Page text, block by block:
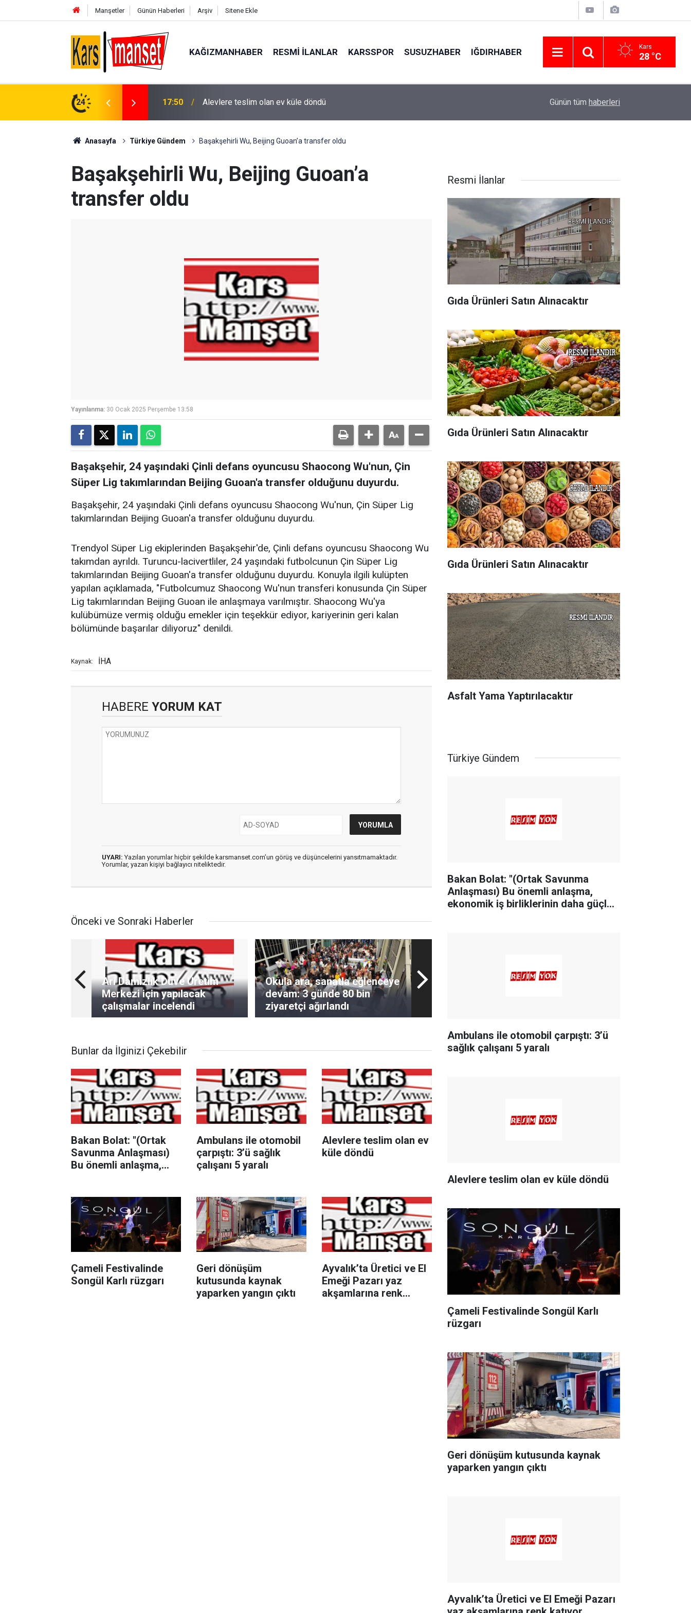
Manşetler Günün Haberleri Arşiv Sitene Ekle
KAĞIZMANHABER RESMI İLANLAR KARSSPOR SUSUZHABER IĞDIRHABER Kars
28 °C
24 17:46 Çameli Festivalinde Songül Karlı rüzgarı Geri dönüşüm kutusunda kaynak yaparken
Günün tüm haberleri
Anasayfa Türkiye Gündem Başakşehirli Wu, Beijing Guoan’a transfer oldu
Başakşehirli Wu, Beijing Guoan’a
transfer oldu
Yayınlanma: 30 Ocak 2025 Perşembe 13:58
Başakşehir, 24 yaşındaki Çinli defans oyuncusu Shaocong Wu'nun, Çin
Süper Lig takımlarından Beijing Guoan'a transfer olduğunu duyurdu.
Başakşehir, 24 yaşındaki Çinli defans oyuncusu Shaocong Wu'nun, Çin Süper Lig
takımlarından Beijing Guoan'a transfer olduğunu duyurdu.
Trendyol Süper Lig ekiplerinden Başakşehir'de, Çinli defans oyuncusu Shaocong Wu
takımdan ayrıldı. Turuncu-lacivertliler, 24 yaşındaki futbolcunun Çin Süper Lig
takımlarından Beijing Guoan'a transfer olduğunu duyurdu. Konuyla ilgili kulüpten
yapılan açıklamada, "Futbolcumuz Shaocong Wu'nun transferi konusunda Çin Süper
Lig takımlarından Beijing Guoan ile anlaşmaya varılmıştır. Shaocong Wu'ya
kulübümüze vermiş olduğu emekler için teşekkür ediyor, kariyerinin geri kalan
bölümünde başarılar diliyoruz" denildi.
Kaynak: İHA
HABERE YORUM KAT
UYARI: Yazılan yorumlar hiçbir şekilde karsmanset.com’un görüş ve düşüncelerini yansıtmamaktadır.
Yorumlar, yazan kişiyi bağlayıcı niteliktedir.
Önceki ve Sonraki Haberler
Ari Damızlık Düve Üretim
Merkezi için yapılacak
çalışmalar incelendi
Okula ara, sanatla eğlenceye
devam: 3 günde 80 bin
ziyaretçi ağırlandı
Bunlar da İlginizi Çekebilir
Bakan Bolat: "(Ortak
Savunma Anlaşması)
Bu önemli anlaşma,
bir zeminde
ilerlemesine katkı
sağlayacak"
Ambulans ile otomobil
çarpıştı: 3’ü sağlık
çalışanı 5 yaralı
Alevlere teslim olan ev
küle döndü
Çameli Festivalinde
Songül Karlı rüzgarı
Geri dönüşüm
kutusunda kaynak
yaparken yangın çıktı
Ayvalık’ta Üretici ve El
Emeği Pazarı yaz
akşamlarına renk
Resmi İlanlar
Gıda Ürünleri Satın Alınacaktır
Gıda Ürünleri Satın Alınacaktır
Gıda Ürünleri Satın Alınacaktır
Asfalt Yama Yaptırılacaktır
Türkiye Gündem
Bakan Bolat: "(Ortak Savunma
Anlaşması) Bu önemli anlaşma,
ekonomik iş birliklerinin daha güçlü
Ambulans ile otomobil çarpıştı: 3’ü
sağlık çalışanı 5 yaralı
Alevlere teslim olan ev küle döndü
Çameli Festivalinde Songül Karlı
rüzgarı
Geri dönüşüm kutusunda kaynak
yaparken yangın çıktı
Ayvalık’ta Üretici ve El Emeği Pazarı